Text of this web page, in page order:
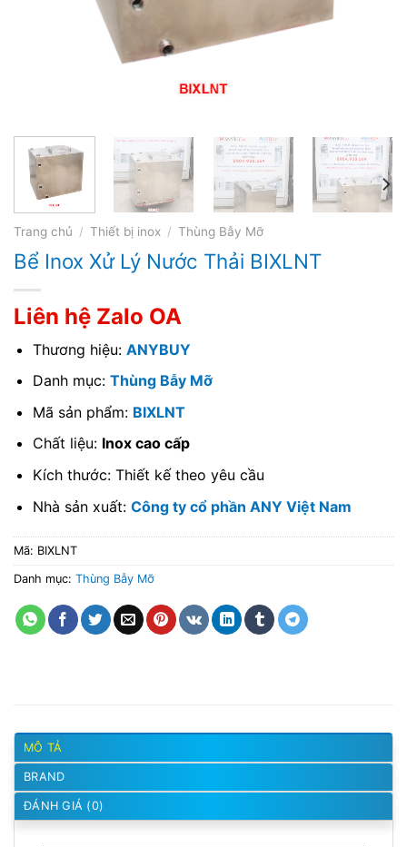
Trang chủ / Thiết bị inox / Thùng Bẫy Mỡ
Bể Inox Xử Lý Nước Thải BIXLNT
Liên hệ Zalo OA
Thương hiệu: ANYBUY
Danh mục: Thùng Bẫy Mỡ
Mã sản phẩm: BIXLNT
Chất liệu: Inox cao cấp
Kích thước: Thiết kế theo yêu cầu
Nhà sản xuất: Công ty cổ phần ANY Việt Nam
Mã: BIXLNT
Danh mục: Thùng Bẫy Mỡ
MÔ TẢ
BRAND
ĐÁNH GIÁ (0)